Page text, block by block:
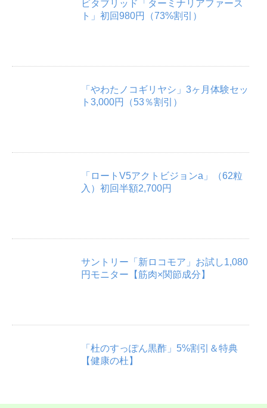
ビタブリッド「ターミナリアファース
ト」初回980円（73%割引）
「やわたノコギリヤシ」3ヶ月体験セッ
ト3,000円（53％割引）
「ロートV5アクトビジョンa」（62粒
入）初回半額2,700円
サントリー「新ロコモア」お試し1,080
円モニター【筋肉×関節成分】
「杜のすっぽん黒酢」5%割引＆特典
【健康の杜】